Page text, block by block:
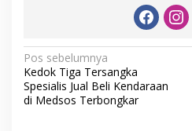
N
a
v
Pos sebelumnya
Kedok Tiga Tersangka
Spesialis Jual Beli Kendaraan
di Medsos Terbongkar